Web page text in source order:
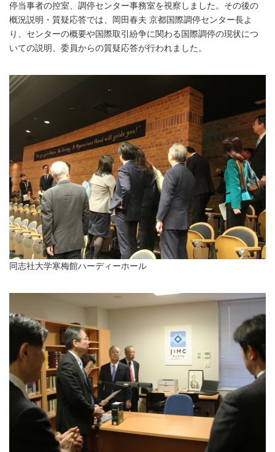
停当事者の控室、調停センター事務室を視察しました。その後の
概況説明・質疑応答では、岡田春夫 京都国際調停センター長よ
り、センターの概要や国際取引紛争に関わる国際調停の現状につ
いての説明、委員からの質疑応答が行われました。
同志社大学寒梅館ハーディーホール